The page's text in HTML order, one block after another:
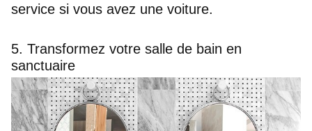
service si vous avez une voiture.
5. Transformez votre salle de bain en
sanctuaire